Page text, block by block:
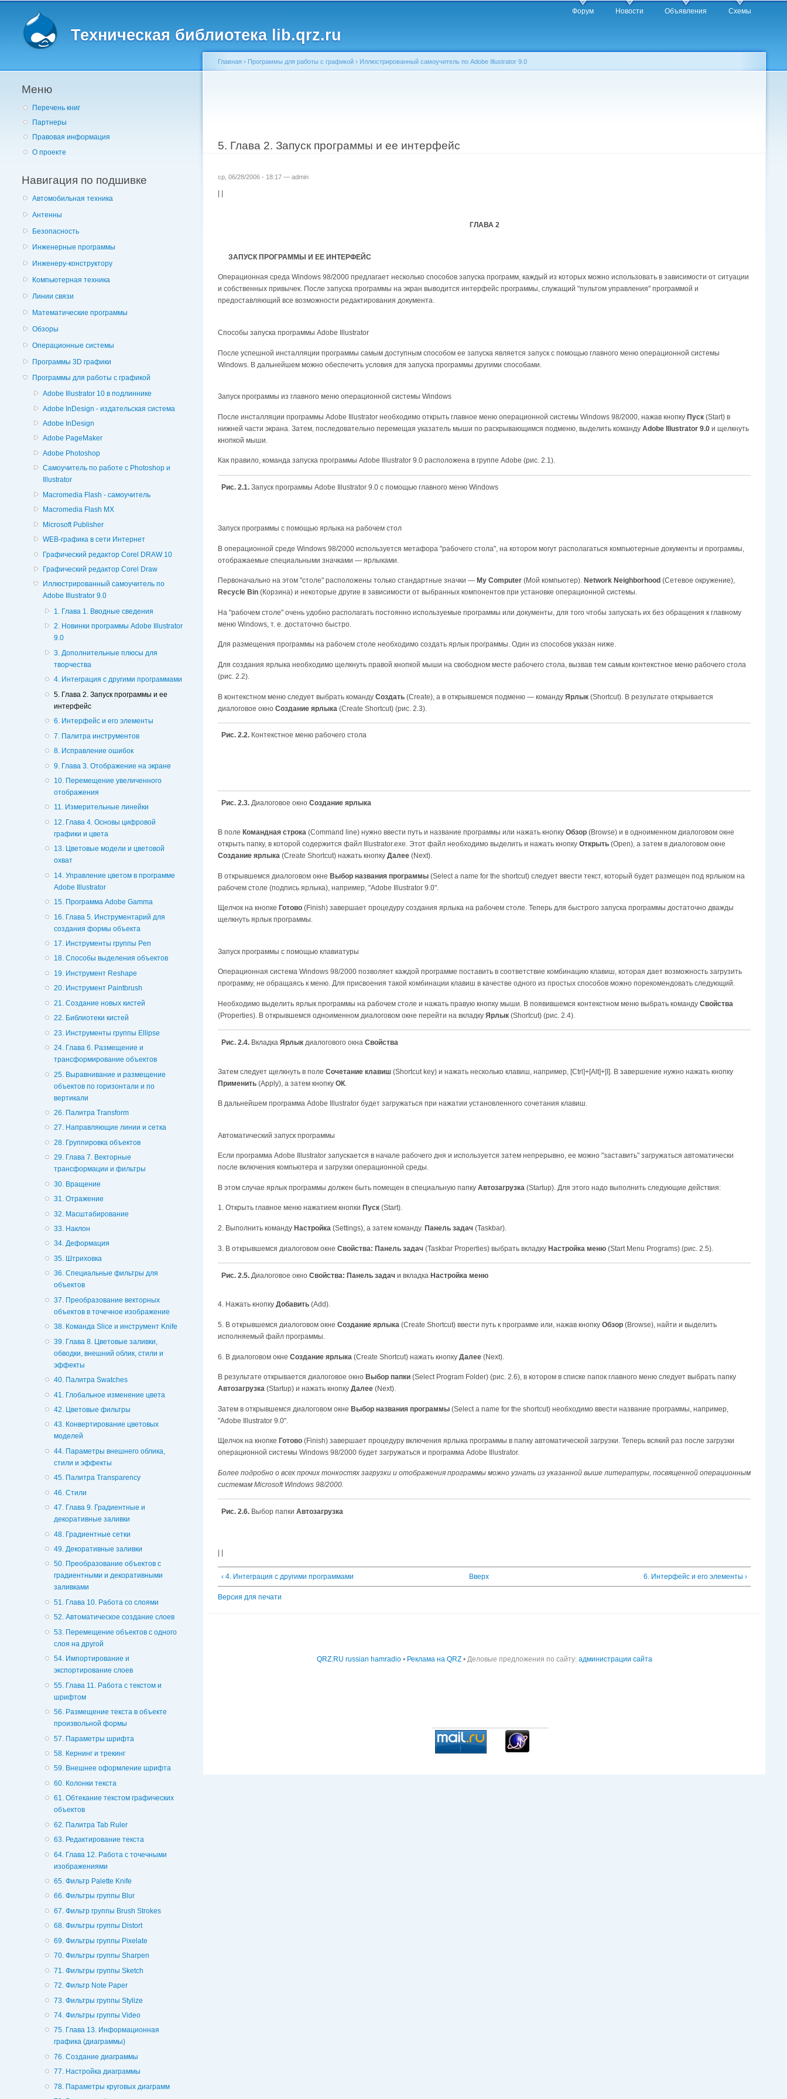
Техническая библиотека lib.qrz.ru
Форум Новости Объявления Схемы
Меню
Перечень книг
Партнеры
Правовая информация
О проекте
Навигация по подшивке
Автомобильная техника
Антенны
Безопасность
Инженерные программы
Инженеру-конструктору
Компьютерная техника
Линии связи
Математические программы
Обзоры
Операционные системы
Программы 3D графики
Программы для работы с графикой
Adobe Illustrator 10 в подлиннике
Adobe InDesign - издательская система
Adobe InDesign
Adobe PageMaker
Adobe Photoshop
Cамоучитель по работе с Photoshop и
Illustrator
Macromedia Flash - самоучитель
Macromedia Flash MX
Microsoft Publisher
WEB-графика в сети Интернет
Графический редактор Corel DRAW 10
Графический редактор Corel Draw
Иллюстрированный самоучитель по
Adobe Illustrator 9.0
1. Глава 1. Вводные сведения
2. Новинки программы Adobe Illustrator
9.0
3. Дополнительные плюсы для
творчества
4. Интеграция с другими программами
5. Глава 2. Запуск программы и ее
интерфейс
6. Интерфейс и его элементы
7. Палитра инструментов
8. Исправление ошибок
9. Глава 3. Отображение на экране
10. Перемещение увеличенного
отображения
11. Измерительные линейки
12. Глава 4. Основы цифровой
графики и цвета
13. Цветовые модели и цветовой
охват
14. Управление цветом в программе
Adobe Illustrator
15. Программа Adobe Gamma
16. Глава 5. Инструментарий для
создания формы объекта
17. Инструменты группы Pen
18. Способы выделения объектов
19. Инструмент Reshape
20. Инструмент Paintbrush
21. Создание новых кистей
22. Библиотеки кистей
23. Инструменты группы Ellipse
24. Глава 6. Размещение и
трансформирование объектов
25. Выравнивание и размещение
объектов по горизонтали и по
вертикали
26. Палитра Transform
27. Направляющие линии и сетка
28. Группировка объектов
29. Глава 7. Векторные
трансформации и фильтры
30. Вращение
31. Отражение
32. Масштабирование
33. Наклон
34. Деформация
35. Штриховка
36. Специальные фильтры для
объектов
37. Преобразование векторных
объектов в точечное изображение
38. Команда Slice и инструмент Knife
39. Глава 8. Цветовые заливки,
обводки, внешний облик, стили и
эффекты
40. Палитра Swatches
41. Глобальное изменение цвета
42. Цветовые фильтры
43. Конвертирование цветовых
моделей
44. Параметры внешнего облика,
стили и эффекты
45. Палитра Transparency
46. Стили
47. Глава 9. Градиентные и
декоративные заливки
48. Градиентные сетки
49. Декоративные заливки
50. Преобразование объектов с
градиентными и декоративными
заливками
51. Глава 10. Работа со слоями
52. Автоматическое создание слоев
53. Перемещение объектов с одного
слоя на другой
54. Импортирование и
экспортирование слоев
55. Глава 11. Работа с текстом и
шрифтом
56. Размещение текста в объекте
произвольной формы
57. Параметры шрифта
58. Кернинг и трекинг
59. Внешнее оформление шрифта
60. Колонки текста
61. Обтекание текстом графических
объектов
62. Палитра Tab Ruler
63. Редактирование текста
64. Глава 12. Работа с точечными
изображениями
65. Фильтр Palette Knife
66. Фильтры группы Blur
67. Фильтр группы Brush Strokes
68. Фильтры группы Distort
69. Фильтры группы Pixelate
70. Фильтры группы Sharpen
71. Фильтры группы Sketch
72. Фильтр Note Paper
73. Фильтры группы Stylize
74. Фильтры группы Video
75. Глава 13. Информационная
графика (диаграммы)
76. Создание диаграммы
77. Настройка диаграммы
78. Параметры круговых диаграмм
Главная › Программы для работы с графикой › Иллюстрированный самоучитель по Adobe Illustrator 9.0
5. Глава 2. Запуск программы и ее интерфейс
ср, 06/28/2006 - 18:17 — admin
| |
ГЛАВА 2
ЗАПУСК ПРОГРАММЫ И ЕЕ ИНТЕРФЕЙС
Операционная среда Windows 98/2000 предлагает несколько способов запуска программ, каждый из которых можно использовать в зависимости от ситуации
и собственных привычек. После запуска программы на экран выводится интерфейс программы, служащий "пультом управления" программой и
предоставляющий все возможности редактирования документа.
Способы запуска программы Adobe Illustrator
После успешной инсталляции программы самым доступным способом ее запуска является запуск с помощью главного меню операционной системы
Windows. В дальнейшем можно обеспечить условия для запуска программы другими способами.
Запуск программы из главного меню операционной системы Windows
После инсталляции программы Adobe Illustrator необходимо открыть главное меню операционной системы Windows 98/2000, нажав кнопку Пуск (Start) в
нижней части экрана. Затем, последовательно перемещая указатель мыши по раскрывающимся подменю, выделить команду Adobe Illustrator 9.0 и щелкнуть
кнопкой мыши.
Как правило, команда запуска программы Adobe Illustrator 9.0 расположена в группе Adobe (рис. 2.1).
Рис. 2.1. Запуск программы Adobe Illustrator 9.0 с помощью главного меню Windows
Запуск программы с помощью ярлыка на рабочем стол
В операционной среде Windows 98/2000 используется метафора "рабочего стола", на котором могут располагаться компьютерные документы и программы,
отображаемые специальными значками — ярлыками.
Первоначально на этом "столе" расположены только стандартные значки — My Computer (Мой компьютер). Network Neighborhood (Сетевое окружение),
Recycle Bin (Корзина) и некоторые другие в зависимости от выбранных компонентов при установке операционной системы.
На "рабочем столе" очень удобно располагать постоянно используемые программы или документы, для того чтобы запускать их без обращения к главному
меню Windows, т. е. достаточно быстро.
Для размещения программы на рабочем столе необходимо создать ярлык программы. Один из способов указан ниже.
Для создания ярлыка необходимо щелкнуть правой кнопкой мыши на свободном месте рабочего стола, вызвав тем самым контекстное меню рабочего стола
(рис. 2.2).
В контекстном меню следует выбрать команду Создать (Create), а в открывшемся подменю — команду Ярлык (Shortcut). В результате открывается
диалоговое окно Создание ярлыка (Create Shortcut) (рис. 2.3).
Рис. 2.2. Контекстное меню рабочего стола
Рис. 2.3. Диалоговое окноСоздание ярлыка
В поле Командная строка (Command line) нужно ввести путь и название программы или нажать кнопку Обзор (Browse) и в одноименном диалоговом окне
открыть папку, в которой содержится файл Illustrator.exe. Этот файл необходимо выделить и нажать кнопку Открыть (Open), а затем в диалоговом окне
Создание ярлыка (Create Shortcut) нажать кнопку Далее (Next).
В открывшемся диалоговом окне Выбор названия программы (Select a name for the shortcut) следует ввести текст, который будет размещен под ярлыком на
рабочем столе (подпись ярлыка), например, "Adobe Illustrator 9.0".
Щелчок на кнопке Готово (Finish) завершает процедуру создания ярлыка на рабочем столе. Теперь для быстрого запуска программы достаточно дважды
щелкнуть ярлык программы.
Запуск программы с помощью клавиатуры
Операционная система Windows 98/2000 позволяет каждой программе поставить в соответствие комбинацию клавиш, которая дает возможность загрузить
программу, не обращаясь к меню. Для присвоения такой комбинации клавиш в качестве одного из простых способов можно порекомендовать следующий.
Необходимо выделить ярлык программы на рабочем столе и нажать правую кнопку мыши. В появившемся контекстном меню выбрать команду Свойства
(Properties). В открывшемся одноименном диалоговом окне перейти на вкладку Ярлык (Shortcut) (рис. 2.4).
Рис. 2.4. ВкладкаЯрлык диалогового окнаСвойства
Затем следует щелкнуть в поле Сочетание клавиш (Shortcut key) и нажать несколько клавиш, например, [Ctrl]+[Alt]+[I]. В завершение нужно нажать кнопку
Применить (Apply), а затем кнопку ОК
В дальнейшем программа Adobe Illustrator будет загружаться при нажатии установленного сочетания клавиш.
Автоматический запуск программы
Если программа Adobe Illustrator запускается в начале рабочего дня и используется затем непрерывно, ее можно "заставить" загружаться автоматически
после включения компьютера и загрузки операционной среды.
В этом случае ярлык программы должен быть помещен в специальную папку Автозагрузка (Startup). Для этого надо выполнить следующие действия:
1. Открыть главное меню нажатием кнопки Пуск (Start).
2. Выполнить команду Настройка (Settings), а затем команду. Панель задач (Taskbar).
3. В открывшемся диалоговом окне Свойства: Панель задач (Taskbar Properties) выбрать вкладку Настройка меню (Start Menu Programs) (рис. 2.5).
Рис. 2.5. Диалоговое окноСвойства: Панель задач и вкладкаНастройка меню
4. Нажать кнопку Добавить (Add).
5. В открывшемся диалоговом окне Создание ярлыка (Create Shortcut) ввести путь к программе или, нажав кнопку Обзор (Browse), найти и выделить
исполняемый файл программы.
6. В диалоговом окне Создание ярлыка (Create Shortcut) нажать кнопку Далее (Next).
В результате открывается диалоговое окно Выбор папки (Select Program Folder) (рис. 2.6), в котором в списке папок главного меню следует выбрать папку
Автозагрузка (Startup) и нажать кнопку Далее (Next).
Затем в открывшемся диалоговом окне Выбор названия программы (Select a name for the shortcut) необходимо ввести название программы, например,
"Adobe Illustrator 9.0".
Щелчок на кнопке Готово (Finish) завершает процедуру включения ярлыка программы в папку автоматической загрузки. Теперь всякий раз после загрузки
операционной системы Windows 98/2000 будет загружаться и программа Adobe Illustrator.
Более подробно о всех прочих тонкостях загрузки и отображения программы можно узнать из указанной выше литературы, посвященной операционным
системам Microsoft Windows 98/2000.
Рис. 2.6. Выбор папкиАвтозагрузка
| |
‹ 4. Интеграция с другими программами Вверх 6. Интерфейс и его элементы ›
Версия для печати
QRZ.RU russian hamradio• Реклама на QRZ• Деловые предложения по сайту: администрации сайта